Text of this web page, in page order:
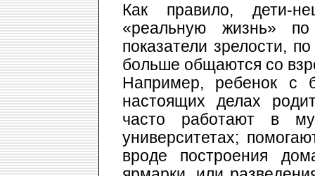
Как правило, дети-
«реальную жизнь»
показатели зрелости,
больше общаются со
Например, ребенок с
настоящих делах
часто работают в
университетах;
вроде построения